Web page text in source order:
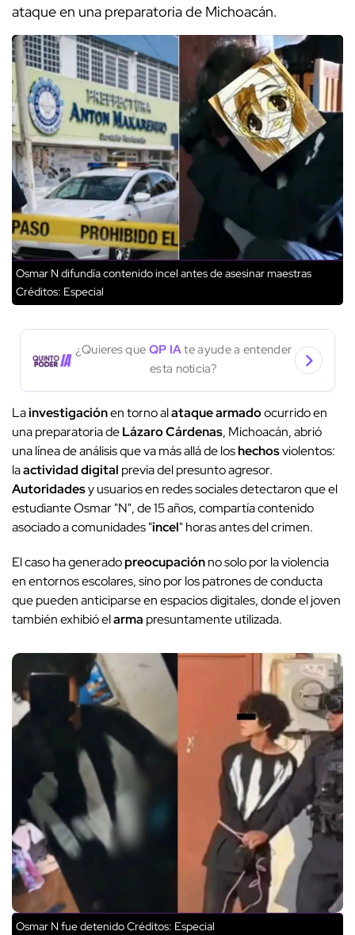
ataque en una preparatoria de Michoacán.
Osmar N difundía contenido incel antes de asesinar maestras
Créditos: Especial
¿Quieres que QP IAte ayude a entender
esta noticia?
Lainvestigaciónen torno alataque armadoocurrido en
una preparatoria deLázaro Cárdenas, Michoacán, abrió
una línea de análisis que va más allá de loshechosviolentos:
laactividad digital previa del presunto agresor.
Autoridadesy usuarios en redes sociales detectaron que el
estudiante Osmar "N", de 15 años, compartía contenido
asociado a comunidades "incel" horas antes del crimen.
El caso ha generadopreocupaciónno solo por la violencia
en entornos escolares, sino por los patrones de conducta
que pueden anticiparse en espacios digitales, donde el joven
también exhibió elarma presuntamente utilizada.
Osmar N fue detenidoCréditos: Especial